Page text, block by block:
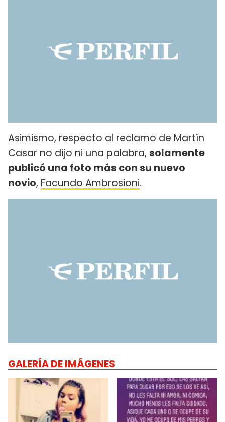
Asimismo, respecto al reclamo de Martín
Casar no dijo ni una palabra, solamente
publicó una foto más con su nuevo
novio, Facundo Ambrosioni.
GALERÍA DE IMÁGENES